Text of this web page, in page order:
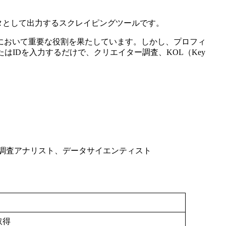
して出力するスクレイピングツールです。
いて重要な役割を果たしています。しかし、プロフィ
IDを入力するだけで、クリエイター調査、KOL（Key
アナリスト、データサイエンティスト
得